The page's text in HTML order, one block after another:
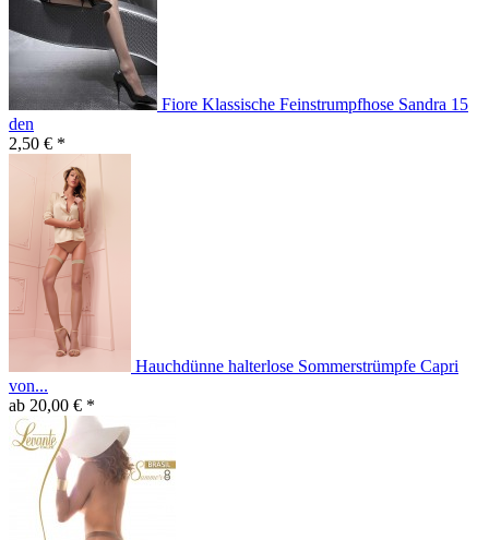
Fiore Klassische Feinstrumpfhose Sandra 15
den
2,50 € *
Hauchdünne halterlose Sommerstrümpfe Capri
von...
ab 20,00 € *